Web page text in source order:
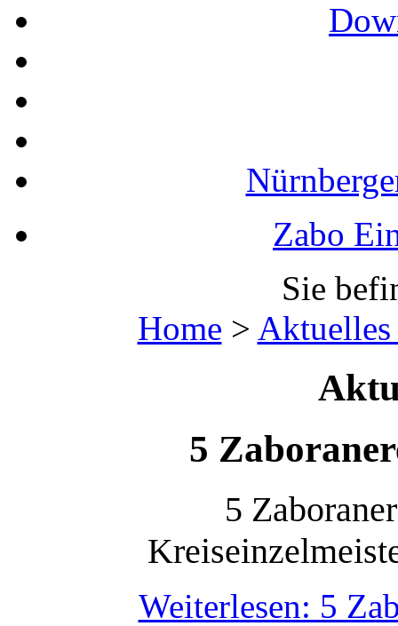
Zabo
Sie
Home > Aktuelles
5
5
Weiterlesen: 5